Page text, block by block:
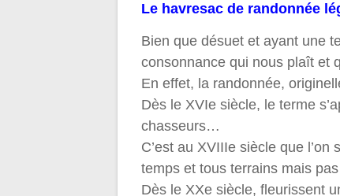
Le havresac de
Bien que désuet et ayant une
consonnance qui nous plaît et
En effet, la randonnée,
Dès le XVIe siècle, le terme
chasseurs…
C’est au XVIIIe siècle que
temps et tous terrains mais
Dès le XXe siècle, fleurissent
l’article